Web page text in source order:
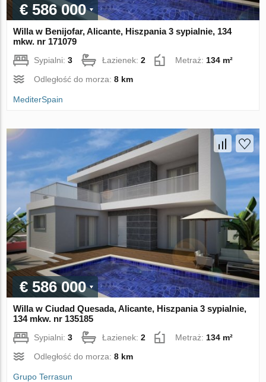
€ 586 000
Willa w Benijofar, Alicante, Hiszpania 3 sypialnie, 134
mkw. nr 171079
Sypialni:3 Łazienek:2 Metraż: 134 m²
Odległość do morza:8 km
MediterSpain
€ 586 000
Willa w Ciudad Quesada, Alicante, Hiszpania 3 sypialnie,
134 mkw. nr 135185
Sypialni:3 Łazienek:2 Metraż: 134 m²
Odległość do morza:8 km
Grupo Terrasun